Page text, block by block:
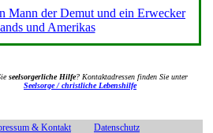
Mann der Demut und ein Erwecker
und Amerikas
seelsorgerliche Hilfe? Kontaktadressen finden Sie unter
Seelsorge / christliche Lebenshilfe
& Kontakt Datenschutz